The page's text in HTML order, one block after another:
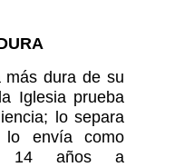
más dura de su
Iglesia prueba
lo separa
lo envía como
14 años a